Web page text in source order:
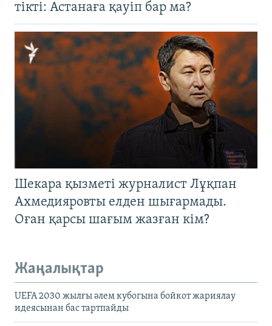
тікті: Астанаға қауіп бар ма?
Шекара қызметі журналист Лұқпан
Ахмедияровты елден шығармады.
Оған қарсы шағым жазған кім?
Жаңалықтар
UEFA 2030 жылғы әлем кубогына бойкот жариялау
идеясынан бас тартпайды